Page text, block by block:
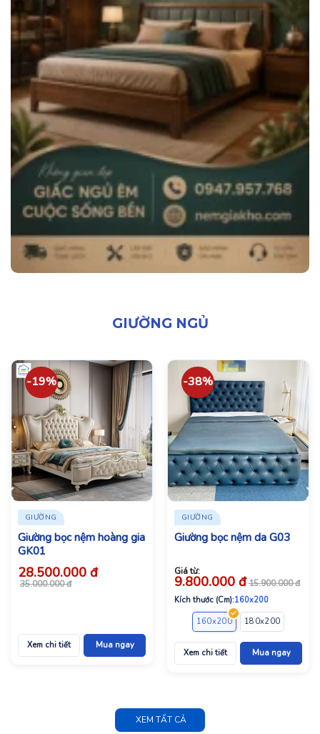
GIƯỜNG NGỦ
-19%
GIƯỜNG
Giường bọc nệm hoàng gia
GK01
28.500.000 đ
Giá
35.000.000đ
Xem chi tiết Mua ngay
-38%
GIƯỜNG
Giường bọc nệm da G03
Giá từ:
9.800.000 đ 15.900.000đ
Kích thước (Cm):160x200
160x200
180x200
Xem chi tiết Mua ngay
XEM TẤT CẢ